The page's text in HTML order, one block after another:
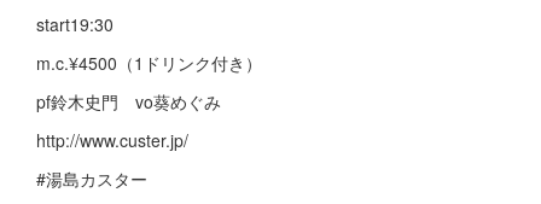
start19:30
m.c.¥4500（1ドリンク付き）
pf鈴木史門 vo葵めぐみ
http://www.custer.jp/
#湯島カスター